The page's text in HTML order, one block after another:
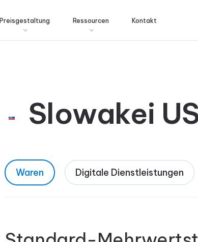
Preisgestaltung Ressourcen Kontakt
Slowakei
Waren Digitale Dienstleistungen